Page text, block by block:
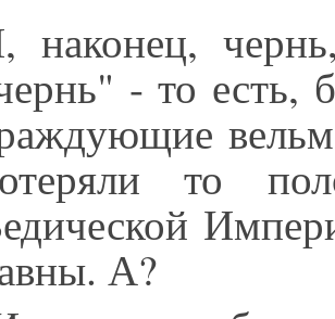
наконец,
- то есть,
то
А?